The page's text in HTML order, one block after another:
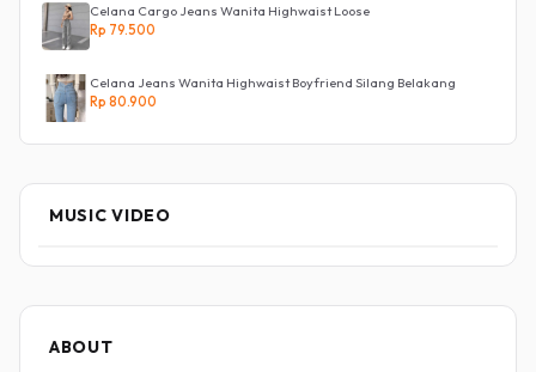
Celana Cargo Jeans Wanita Highwaist Loose
Rp 79.500
Celana Jeans Wanita Highwaist Boyfriend Silang Belakang
Rp 80.900
MUSIC VIDEO
ABOUT